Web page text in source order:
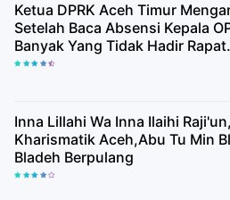
Ketua DPRK Aceh Timur
Setelah Baca Absensi Kepala
Banyak Yang Tidak Hadir Rapat
Paripurna
Inna Lillahi Wa Inna Ilaihi
Kharismatik Aceh,Abu Tu Min
Bladeh Berpulang